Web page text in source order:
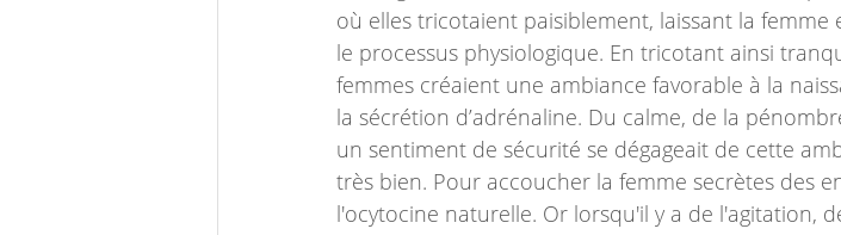
où elles tricotaient paisiblement, laissant la
le processus physiologique. En tricotant ainsi
femmes créaient une ambiance favorable à la
la sécrétion d’adrénaline. Du calme, de la
un sentiment de sécurité se dégageait de cette
très bien. Pour accoucher la femme secrètes des
l'ocytocine naturelle. Or lorsqu'il y a de l'agitation,